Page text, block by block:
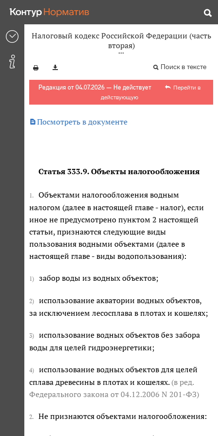
Налоговый кодекс Российской Федерации (часть
вторая)
Поиск в тексте
Редакция от 04.07.2026 — Не действует
Перейти в
действующую
Посмотреть в документе
Статья 333.9. Объекты налогообложения
1.
Объектами налогообложения водным
налогом (далее в настоящей главе - налог), если
иное не предусмотрено пунктом 2 настоящей
статьи, признаются следующие виды
пользования водными объектами (далее в
настоящей главе - виды водопользования):
1) забор воды из водных объектов;
2)
использование акватории водных объектов,
за исключением лесосплава в плотах и кошелях;
3)
использование водных объектов без забора
воды для целей гидроэнергетики;
4)
использование водных объектов для целей
сплава древесины в плотах и кошелях. (в ред.
Федерального закона от 04.12.2006 N 201-ФЗ)
2. Не признаются объектами налогообложения: